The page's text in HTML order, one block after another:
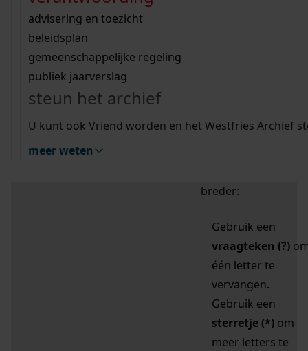
bouwvergunningen
omgevingsvergunningen
vergunningen
beeld en geluid
uitleg nodig?
Wij helpen u op weg met een aantal zoektips.
bekijk alle zoektips
Wij helpen u op weg met een aantal zoektips.
bekijk alle zoektips
bekijk ons geschiedenislokaal
advisering en toezicht
beleidsplan
gemeenschappelijke regeling
publiek jaarverslag
steun het archief
U kunt ook Vriend worden en het Westfries Archief
meer weten
zoektips
Mijn Studiezaal (inloggen)
uw zoekopdracht te
breder:
Gebruik een
vraagteken (?)
één letter te
vervangen.
Gebruik een
sterretje (*) om
meer letters te